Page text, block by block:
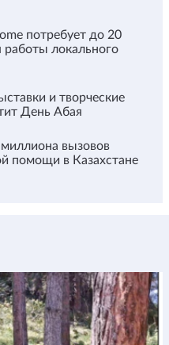
потребует до 20
работы локального
и творческие
День Абая
вызовов
помощи в Казахстане